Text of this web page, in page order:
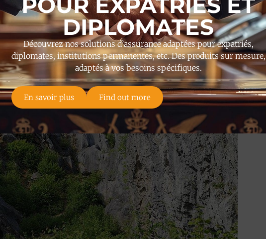
DIPLOMATES
Découvrez nos solutions d’assurance adaptées pour expatriés,
diplomates, institutions permanentes, etc. Des produits sur mesure,
adaptés à vos besoins spécifiques.
En savoir plus Find out more